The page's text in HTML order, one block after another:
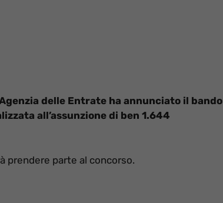
delle Entrate ha annunciato il bando
all’assunzione di ben 1.644
prendere parte al concorso.